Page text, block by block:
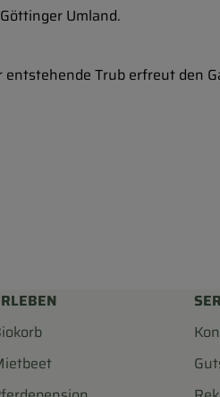
Umland.
Trub erfreut den